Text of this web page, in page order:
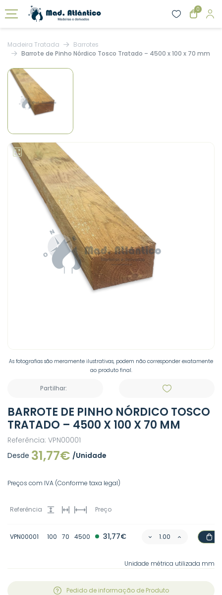
0
Madeira Tratada
Barrotes
Barrote de Pinho Nórdico Tosco Tratado – 4500 x 100 x 70 mm
As fotografias são meramente ilustrativas, podem não corresponder exatamente
ao produto final.
Partilhar:
BARROTE DE PINHO NÓRDICO TOSCO
TRATADO – 4500 X 100 X 70 MM
Referência: VPN00001
Desde 31,77€ /Unidade
Preços com IVA (Conforme taxa legal)
Referência Preço
VPN00001 100 70 4500 31,77€
Unidade métrica utilizada mm
Pedido de informação de Produto